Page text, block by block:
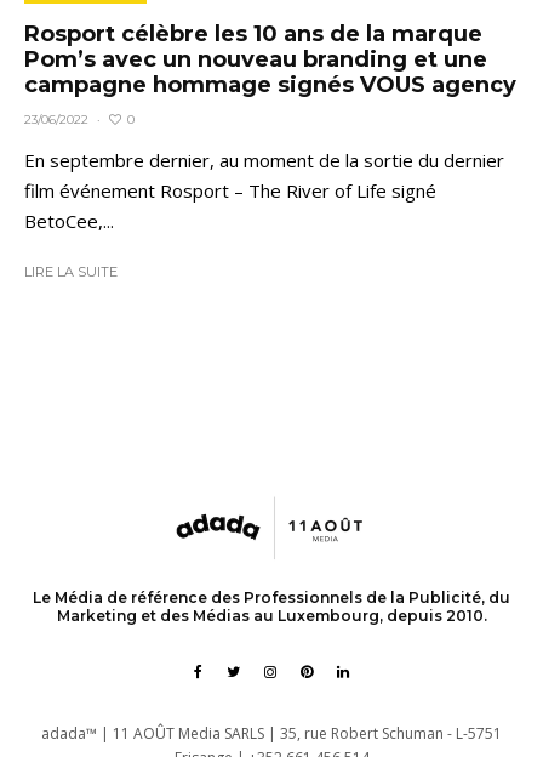
Rosport célèbre les 10 ans de la marque
Pom’s avec un nouveau branding et une
campagne hommage signés VOUS agency
23/06/2022 · 0
En septembre dernier, au moment de la sortie du dernier
film événement Rosport – The River of Life signé
BetoCee,...
LIRE LA SUITE
Le Média de référence des Professionnels de la Publicité, du
Marketing et des Médias au Luxembourg, depuis 2010.
adada™ | 11 AOÛT Media SARLS | 35, rue Robert Schuman - L-5751